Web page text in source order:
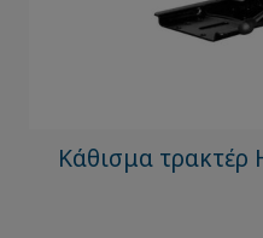
Κάθισμα τρακτέρ